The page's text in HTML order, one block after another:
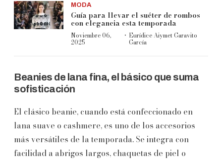
MODA
Guía para llevar el suéter de rombos
con elegancia esta temporada
Noviembre 06,
2025 · Eurídice Aiymet Garavito
García
Beanies de lana fina, el básico que suma
sofisticación
El clásico beanie, cuando está confeccionado en
lana suave o cashmere, es uno de los accesorios
más versátiles de la temporada. Se integra con
facilidad a abrigos largos, chaquetas de piel o